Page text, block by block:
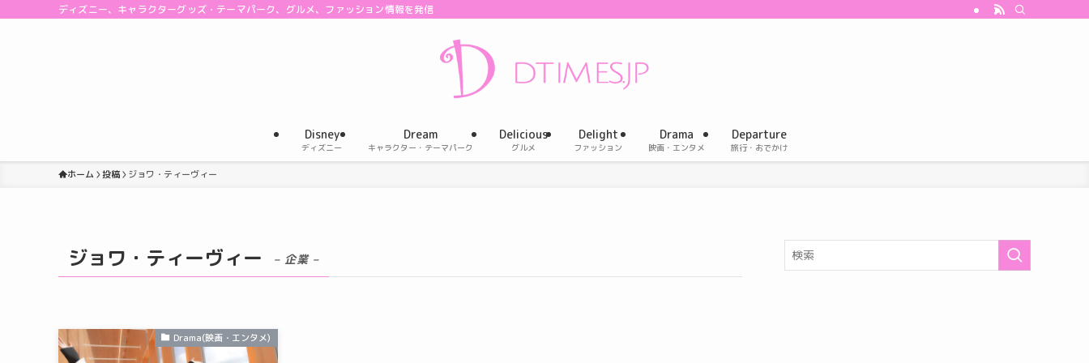
ディズニー、キャラクターグッズ・テーマパーク、グルメ、ファッション情報を発信
Disney
ディズニー
Dream
キャラクター・テーマパーク
Delicious
グルメ
Delight
ファッション
Drama
映画・エンタメ
Departure
旅行・おでかけ
ホーム 投稿 ジョワ・ティーヴィー
ジョワ・ティーヴィー – 企業 –
Drama(映画・エンタメ)